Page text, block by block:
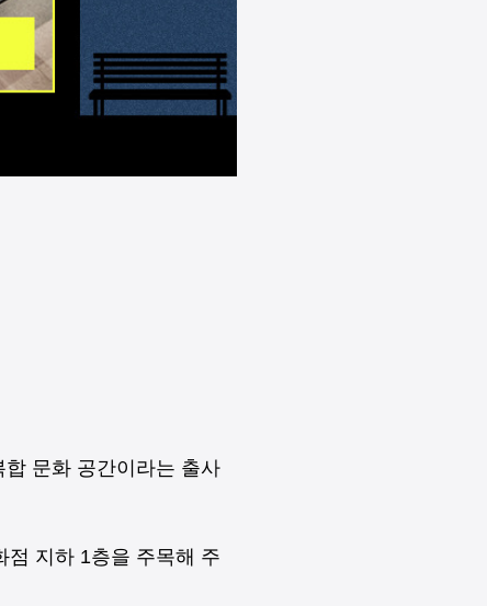
문화 공간이라는 출사
점 지하 1층을 주목해 주